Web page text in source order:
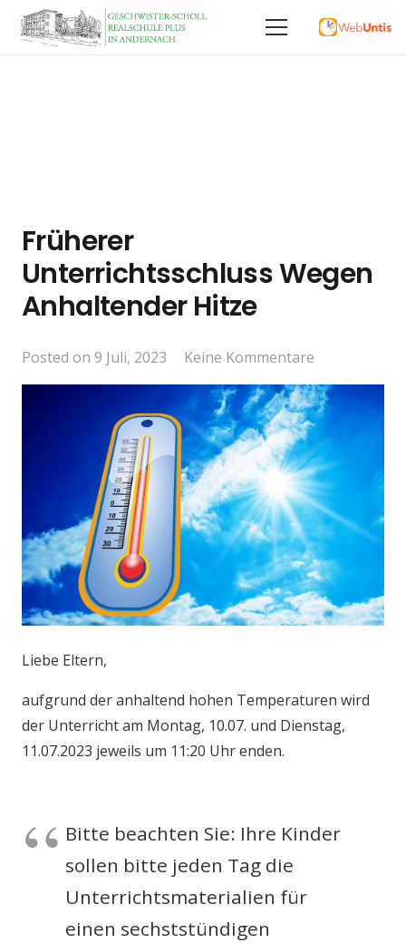
Früherer
Unterrichtsschluss Wegen
Anhaltender Hitze
Posted on 9 Juli, 2023 Keine Kommentare
Liebe Eltern,
aufgrund der anhaltend hohen Temperaturen wird
der Unterricht am Montag, 10.07. und Dienstag,
11.07.2023 jeweils um 11:20 Uhr enden.
Bitte beachten Sie: Ihre Kinder
sollen bitte jeden Tag die
Unterrichtsmaterialien für
einen sechststündigen